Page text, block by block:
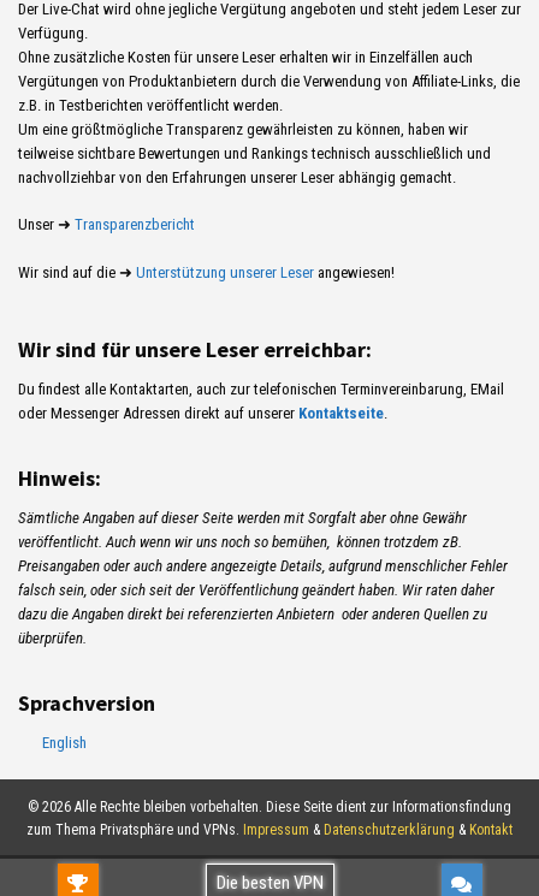
Der Live-Chat wird ohne jegliche Vergütung angeboten und steht jedem Leser zur
Verfügung.
Ohne zusätzliche Kosten für unsere Leser erhalten wir in Einzelfällen auch
Vergütungen von Produktanbietern durch die Verwendung von Affiliate-Links, die
z.B. in Testberichten veröffentlicht werden.
Um eine größtmögliche Transparenz gewährleisten zu können, haben wir
teilweise sichtbare Bewertungen und Rankings technisch ausschließlich und
nachvollziehbar von den Erfahrungen unserer Leser abhängig gemacht.
Unser ➜ Transparenzbericht
Wir sind auf die ➜ Unterstützung unserer Leser angewiesen!
Wir sind für unsere Leser erreichbar:
Du findest alle Kontaktarten, auch zur telefonischen Terminvereinbarung, EMail
oder Messenger Adressen direkt auf unserer Kontaktseite
Hinweis:
Sämtliche Angaben auf dieser Seite werden mit Sorgfalt aber ohne Gewähr
veröffentlicht. Auch wenn wir uns noch so bemühen, können trotzdem zB.
Preisangaben oder auch andere angezeigte Details, aufgrund menschlicher Fehler
falsch sein, oder sich seit der Veröffentlichung geändert haben. Wir raten daher
dazu die Angaben direkt bei referenzierten Anbietern oder anderen Quellen zu
überprüfen.
Sprachversion
English
© 2026 Alle Rechte bleiben vorbehalten. Diese Seite dient zur Informationsfindung
zum Thema Privatsphäre und VPNs. Impressum & Datenschutzerklärung & Kontakt
Die besten VPN
Gratis TESTEN!Kostenlos verwenden oder